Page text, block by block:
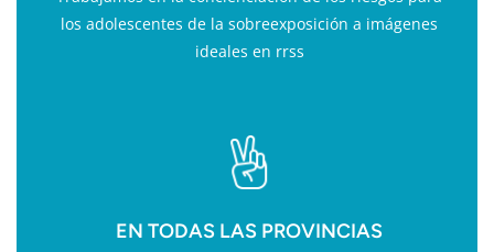
los adolescentes de la sobreexposición a imágenes
ideales en rrss
EN TODAS LAS PROVINCIAS